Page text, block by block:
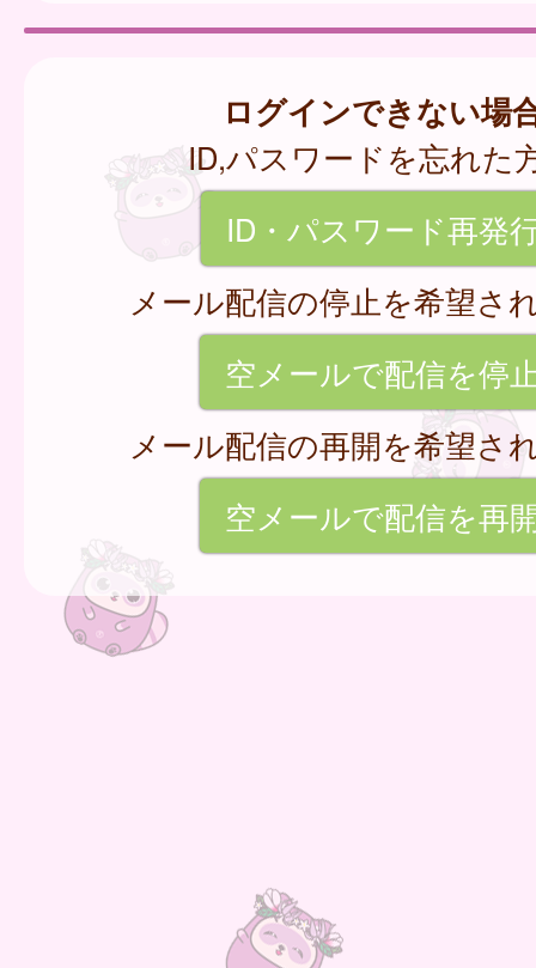
ログインできない場
ID,パスワードを忘れた
ID・パスワード再発
メール配信の停止を希望さ
空メールで配信を停
メール配信の再開を希望さ
空メールで配信を再